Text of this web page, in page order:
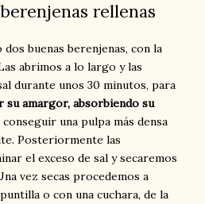
rellenas
buenas berenjenas, con la
abrimos a lo largo y las
durante unos 30 minutos, para
su amargor, absorbiendo su
una pulpa más densa
Posteriormente las
el exceso de sal y secaremos
vez secas procedemos a
o con una cuchara, de la